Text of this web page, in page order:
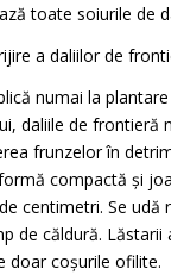
toate soiurile de
a daliilor de
numai la
daliile de frontieră
frunzelor în
compactă și
centimetri. Se udă
de căldură. Lăstarii
doar coșurile ofilite.